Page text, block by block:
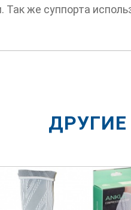
Так же суппорта